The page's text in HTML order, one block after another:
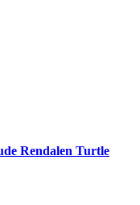
Rendalen Turtle